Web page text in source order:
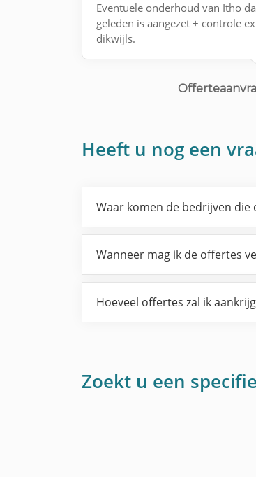
Eventuele onderhoud van Itho
geleden is aangezet + controle
dikwijls.
Heeft u nog een
Waar komen de bedrijven
Wanneer mag ik de offertes
Hoeveel offertes zal ik
Zoekt u een